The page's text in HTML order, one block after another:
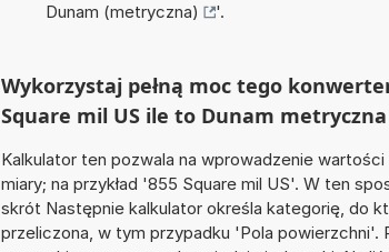
Dunam (metryczna)
'.
Wykorzystaj pełną moc tego
Square mil US ile to Dunam metryczna
Kalkulator ten pozwala na wprowadzenie
miary; na przykład '855 Square mil US'. W ten
skrót Następnie kalkulator określa kategorię, do
przeliczona, w tym przypadku 'Pola